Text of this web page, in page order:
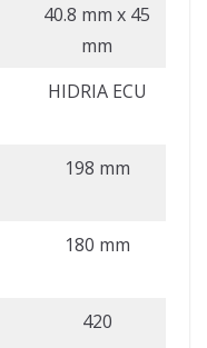
40.8 mm x 45
mm
HIDRIA ECU
198 mm
180 mm
420